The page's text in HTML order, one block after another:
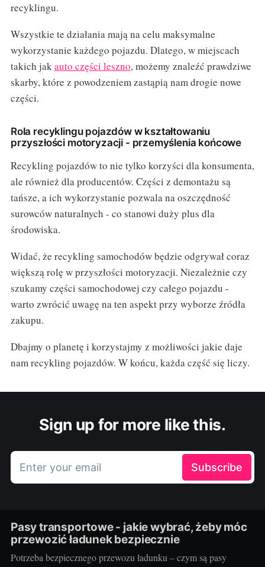
recyklingu.
Wszystkie te działania mają na celu maksymalne
wykorzystanie każdego pojazdu. Dlatego, w miejscach
takich jakauto części leszno, możemy znaleźć prawdziwe
skarby, które z powodzeniem zastąpią nam drogie nowe
części.
Rola recyklingu pojazdów w kształtowaniu
przyszłości motoryzacji - przemyślenia końcowe
Recykling pojazdów to nie tylko korzyści dla konsumenta,
ale również dla producentów. Części z demontażu są
tańsze, a ich wykorzystanie pozwala na oszczędność
surowców naturalnych - co stanowi duży plus dla
środowiska.
Widać, że recykling samochodów będzie odgrywał coraz
większą rolę w przyszłości motoryzacji. Niezależnie czy
szukamy części samochodowej czy całego pojazdu -
warto zwrócić uwagę na ten aspekt przy wyborze źródła
zakupu.
Dbajmy o planetę i korzystajmy z możliwości jakie daje
nam recykling pojazdów. W końcu, każda część się liczy.
Sign up for more like this.
Enter your email Subscribe
Pasy transportowe - jakie wybrać, żeby móc
przewozić ładunek bezpiecznie
Potrzeba bezpiecznego przewozu ładunku – czym są pasy